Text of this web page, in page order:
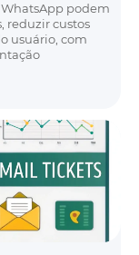
podem
reduzir custos
usuário, com